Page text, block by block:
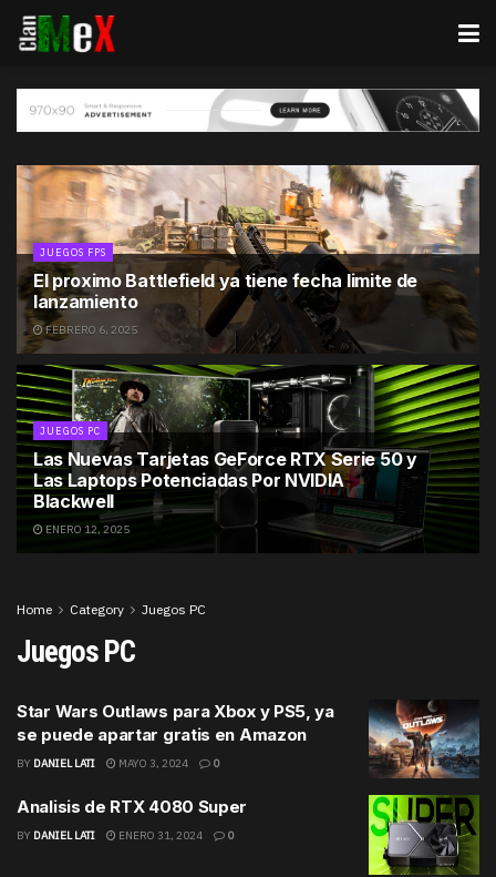
JUEGOS FPS
El proximo Battlefield ya tiene fecha limite de
lanzamiento
FEBRERO 6, 2025
JUEGOS PC
Las Nuevas Tarjetas GeForce RTX Serie 50 y
Las Laptops Potenciadas Por NVIDIA
Blackwell
ENERO 12, 2025
Home Category Juegos PC
Juegos PC
Star Wars Outlaws para Xbox y PS5, ya
se puede apartar gratis en Amazon
BY DANIEL LATI MAYO 3, 2024 0
Analisis de RTX 4080 Super
BY DANIEL LATI ENERO 31, 2024 0